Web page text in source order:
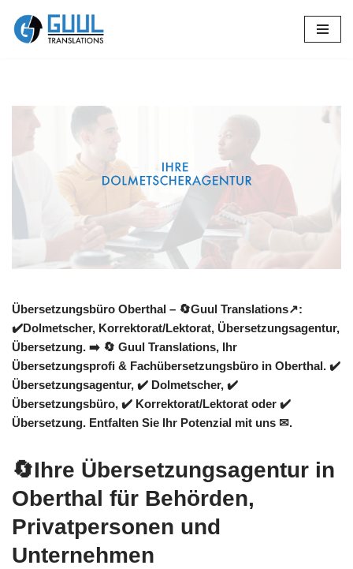
Zum
Übersetzungsbüro Oberthal – 🔄Guul Translations↗️:
✔️Dolmetscher, Korrektorat/Lektorat, Übersetzungsagentur,
Übersetzung. ➡️ 🔄 Guul Translations, Ihr
Übersetzungsprofi & Fachübersetzungsbüro in Oberthal. ✔️
Übersetzungsagentur, ✔️ Dolmetscher, ✔️
Übersetzungsbüro, ✔️ Korrektorat/Lektorat oder ✔️
Übersetzung. Entfalten Sie Ihr Potenzial mit uns ✉.
🔄Ihre Übersetzungsagentur in
Oberthal für Behörden,
Privatpersonen und
Unternehmen